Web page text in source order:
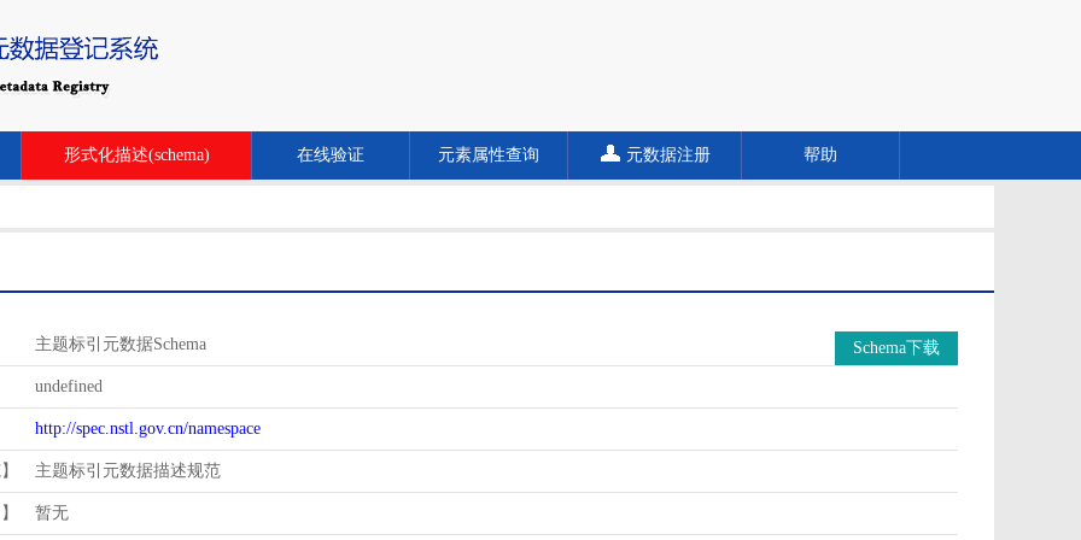
形式化描述(schema) 在线验证 元素属性查询 元数据注册 帮助
主题标引元数据Schema Schema下载
undefined
http://spec.nstl.gov.cn/namespace
主题标引元数据描述规范
暂无